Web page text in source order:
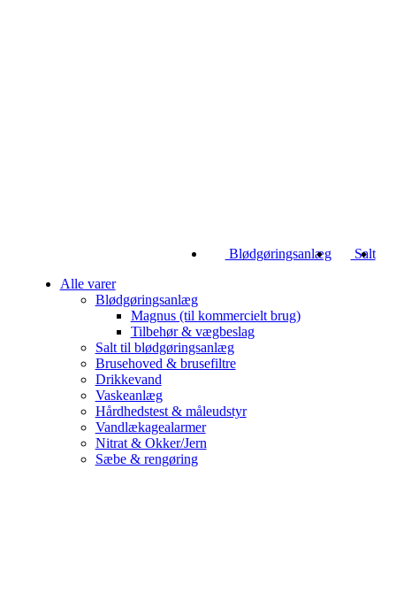
Blødgøringsanlæg Salt
Alle varer
Blødgøringsanlæg
Magnus (til kommercielt brug)
Tilbehør & vægbeslag
Salt til blødgøringsanlæg
Brusehoved & brusefiltre
Drikkevand
Vaskeanlæg
Hårdhedstest & måleudstyr
Vandlækagealarmer
Nitrat & Okker/Jern
Sæbe & rengøring